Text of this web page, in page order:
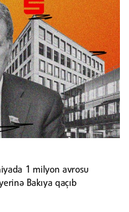
1 milyon avrosu
Bakıya qaçıb